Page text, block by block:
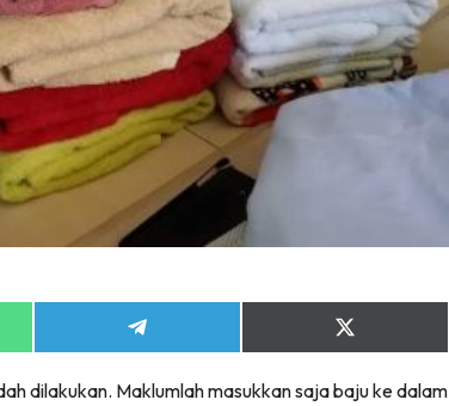
Share
on
Share
on
(Twitter)
dilakukan. Maklumlah masukkan saja baju ke dalam